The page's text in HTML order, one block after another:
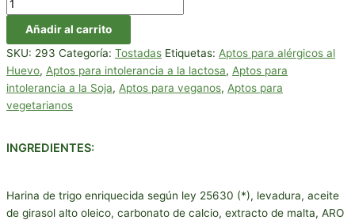
Añadir al carrito
SKU: 293 Categoría: Tostadas Etiquetas: Aptos para alérgicos al
Huevo, Aptos para intolerancia a la lactosa, Aptos para
intolerancia a la Soja, Aptos para veganos, Aptos para
vegetarianos
INGREDIENTES:
Harina de trigo enriquecida según ley 25630 (*), levadura, aceite
de girasol alto oleico, carbonato de calcio, extracto de malta, ARO